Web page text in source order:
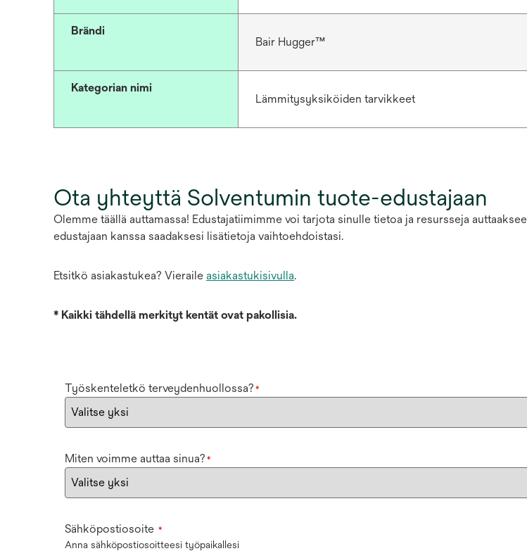
Brändi
Bair Hugger™
Kategorian nimi
Lämmitysyksiköiden tarvikkeet
Ota yhteyttä Solventumin tuote-edustajaan
Olemme täällä auttamassa! Edustajatiimimme voi tarjota sinulle tietoa ja resursseja
edustajaan kanssa saadaksesi lisätietoja vaihtoehdoistasi.
Etsitkö asiakastukea? Vieraile asiakastukisivulla.
* Kaikki tähdellä merkityt kentät ovat pakollisia.
Työskenteletkö terveydenhuollossa? *
Miten voimme auttaa sinua? *
Sähköpostiosoite *
Anna sähköpostiosoitteesi työpaikallesi